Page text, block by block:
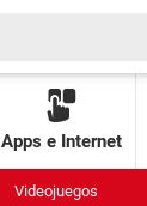
Apps e Internet
Videojuegos